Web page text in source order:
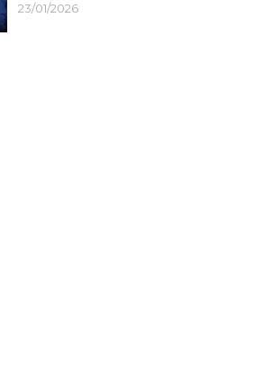
23/01/2026